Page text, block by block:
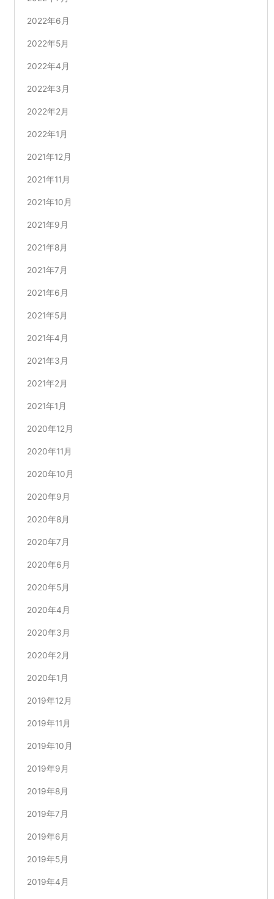
2022年6月
2022年5月
2022年4月
2022年3月
2022年2月
2022年1月
2021年12月
2021年11月
2021年10月
2021年9月
2021年8月
2021年7月
2021年6月
2021年5月
2021年4月
2021年3月
2021年2月
2021年1月
2020年12月
2020年11月
2020年10月
2020年9月
2020年8月
2020年7月
2020年6月
2020年5月
2020年4月
2020年3月
2020年2月
2020年1月
2019年12月
2019年11月
2019年10月
2019年9月
2019年8月
2019年7月
2019年6月
2019年5月
2019年4月